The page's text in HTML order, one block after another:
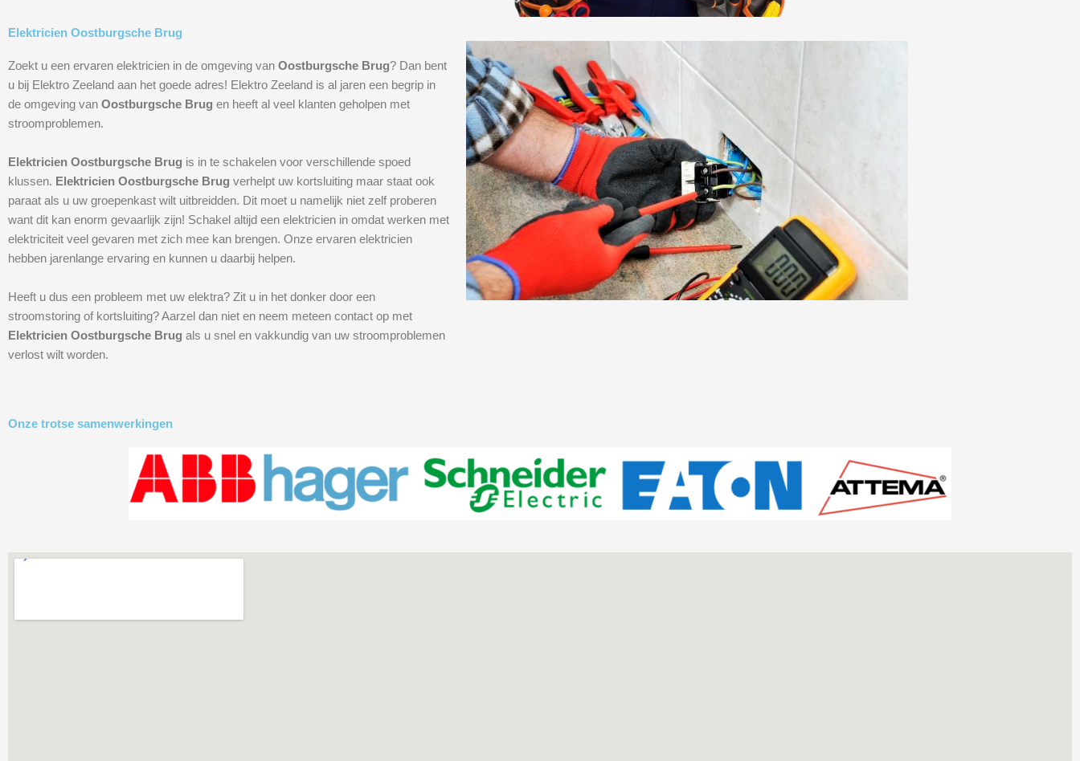
Elektricien Oostburgsche Brug
Zoekt u een ervaren elektricien in de omgeving van Oostburgsche Brug? Dan bent
u bij Elektro Zeeland aan het goede adres! Elektro Zeeland is al jaren een begrip in
de omgeving van Oostburgsche Brug en heeft al veel klanten geholpen met
stroomproblemen.
Elektricien Oostburgsche Brug is in te schakelen voor verschillende spoed
klussen. Elektricien Oostburgsche Brug verhelpt uw kortsluiting maar staat ook
paraat als u uw groepenkast wilt uitbreidden. Dit moet u namelijk niet zelf proberen
want dit kan enorm gevaarlijk zijn! Schakel altijd een elektricien in omdat werken met
elektriciteit veel gevaren met zich mee kan brengen. Onze ervaren elektricien
hebben jarenlange ervaring en kunnen u daarbij helpen.
Heeft u dus een probleem met uw elektra? Zit u in het donker door een
stroomstoring of kortsluiting? Aarzel dan niet en neem meteen contact op met
Elektricien Oostburgsche Brug als u snel en vakkundig van uw stroomproblemen
verlost wilt worden.
Onze trotse samenwerkingen